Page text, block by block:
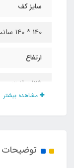
سایز کف
140 * 140 سانت
ارتفاع
125 سانت
درب و پنجره
مشاهده بیشتر
توضیحات